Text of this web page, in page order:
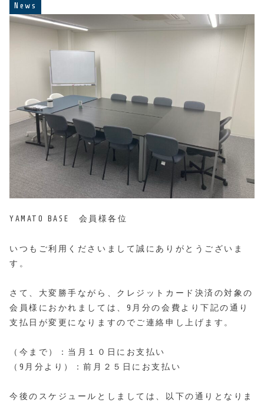
News
YAMATO BASE 会員様各位
いつもご利用くださいまして誠にありがとうございま
す。
さて、大変勝手ながら、クレジットカード決済の対象の
会員様におかれましては、9月分の会費より下記の通り
支払日が変更になりますのでご連絡申し上げます。
（今まで）：当月１０日にお支払い
（9月分より）：前月２５日にお支払い
今後のスケジュールとしましては、以下の通りとなりま